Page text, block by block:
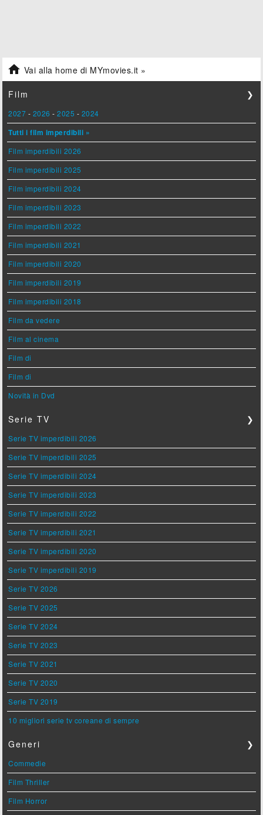
 Vai alla home di MYmovies.it »
Film ❯
2027 - 2026 -2025 - 2024
Tutti i film imperdibili »
Film imperdibili 2026
Film imperdibili 2025
Film imperdibili 2024
Film imperdibili 2023
Film imperdibili 2022
Film imperdibili 2021
Film imperdibili 2020
Film imperdibili 2019
Film imperdibili 2018
Film da vedere
Film al cinema
Film di
Film di
Novità in Dvd
Serie TV ❯
Serie TV imperdibili 2026
Serie TV imperdibili 2025
Serie TV imperdibili 2024
Serie TV imperdibili 2023
Serie TV imperdibili 2022
Serie TV imperdibili 2021
Serie TV imperdibili 2020
Serie TV imperdibili 2019
Serie TV 2026
Serie TV 2025
Serie TV 2024
Serie TV 2023
Serie TV 2021
Serie TV 2020
Serie TV 2019
10 migliori serie tv coreane di sempre
Generi ❯
Commedie
Film Thriller
Film Horror